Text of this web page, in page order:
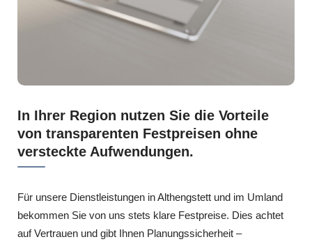
In Ihrer Region nutzen Sie die Vorteile
von transparenten Festpreisen ohne
versteckte Aufwendungen.
Für unsere Dienstleistungen in Althengstett und im Umland
bekommen Sie von uns stets klare Festpreise. Dies achtet
auf Vertrauen und gibt Ihnen Planungssicherheit –